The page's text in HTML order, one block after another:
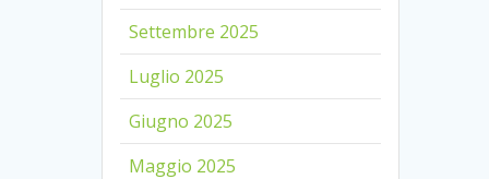
Settembre 2025
Luglio 2025
Giugno 2025
Maggio 2025